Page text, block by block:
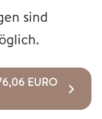
sind
EURO